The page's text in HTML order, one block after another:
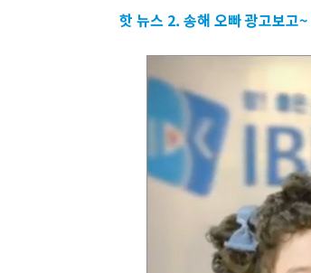
핫 뉴스 2. 송해 오빠 광고보고~